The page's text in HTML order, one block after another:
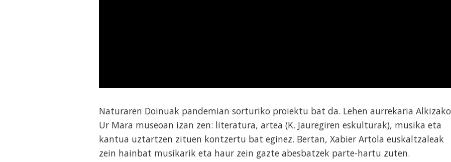
Naturaren Doinuak pandemian sorturiko proiektu bat da. Lehen aurrekaria Alkizako
Ur Mara museoan izan zen: literatura, artea (K. Jauregiren eskulturak), musika eta
kantua uztartzen zituen kontzertu bat eginez. Bertan, Xabier Artola euskaltzaleak
zein hainbat musikarik eta haur zein gazte abesbatzek parte-hartu zuten.